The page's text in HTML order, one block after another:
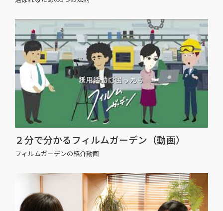
２分で分かるフィルムガーデン（動画）
フィルムガーデンの紹介動画